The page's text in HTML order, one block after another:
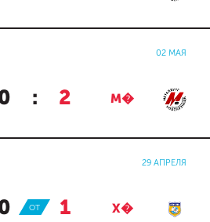
02 МАЯ
: 2 М�
29 АПРЕЛЯ
: 1 Х�
ОТ